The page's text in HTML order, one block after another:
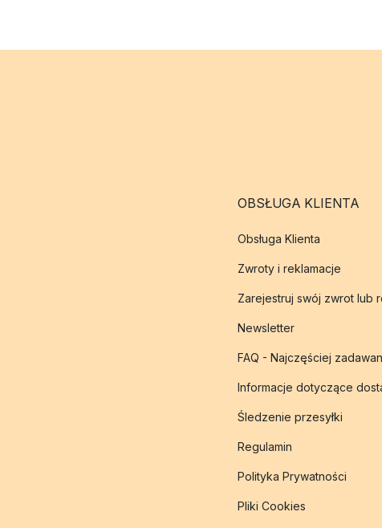
OBSŁUGA KLIENTA
Obsługa Klienta
Zwroty i reklamacje
Zarejestruj swój zwrot lub
Newsletter
FAQ - Najczęściej
Informacje dotyczące
Śledzenie przesyłki
Regulamin
Polityka Prywatności
Pliki Cookies